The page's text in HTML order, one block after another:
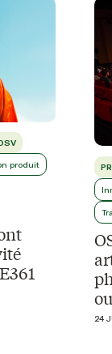
produit
24